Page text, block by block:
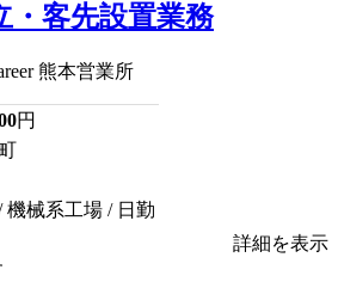
・客先設置業務
熊本営業所
円
機械系工場 / 日勤
詳細を表示